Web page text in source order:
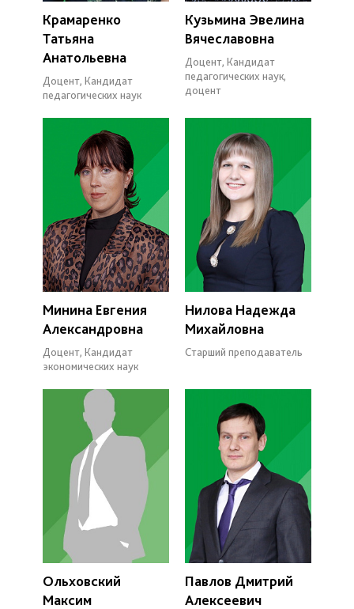
Крамаренко
Татьяна
Анатольевна
Доцент, Кандидат
педагогических наук
Кузьмина Эвелина
Вячеславовна
Доцент, Кандидат
педагогических наук,
доцент
Минина Евгения
Александровна
Доцент, Кандидат
экономических наук
Нилова Надежда
Михайловна
Старший преподаватель
Ольховский
Максим
Павлов Дмитрий
Алексеевич